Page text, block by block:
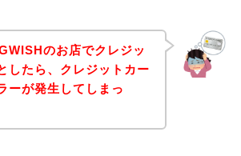
のお店でクレジッ
したら、クレジットカー
ーが発生してしまっ